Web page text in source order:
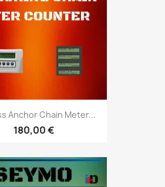
Anchor Chain Meter...
180,00 €